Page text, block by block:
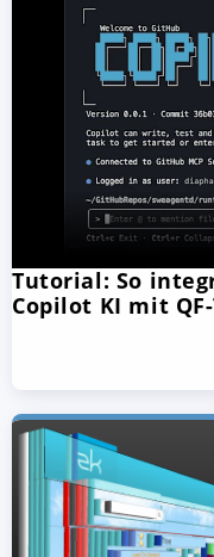
Tutorial: So
Copilot KI mit